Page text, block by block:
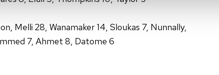
çerezler, sitemizin daha işlevsel kılınması ve
amaçlarıyla sınırlı olarak açık rızanız dahilinde
Melli 28, Wanamaker 14, Sloukas 7, Nunnally,
7, Ahmet 8, Datome 6